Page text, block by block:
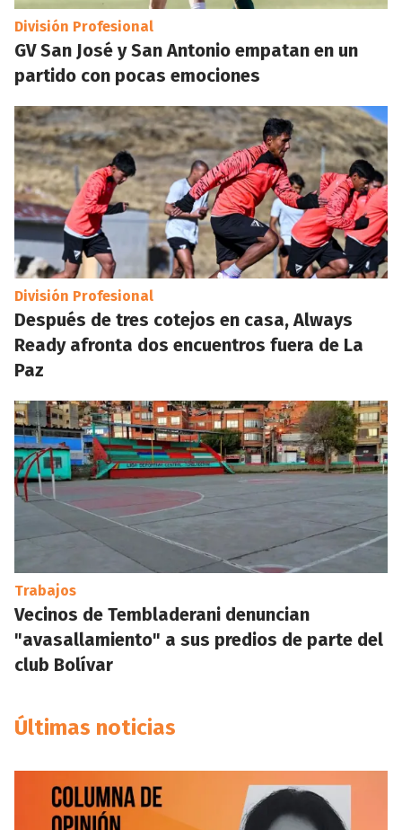
División Profesional
GV San José y San Antonio empatan en un
partido con pocas emociones
División Profesional
Después de tres cotejos en casa, Always
Ready afronta dos encuentros fuera de La
Paz
Trabajos
Vecinos de Tembladerani denuncian
"avasallamiento" a sus predios de parte del
club Bolívar
Últimas noticias